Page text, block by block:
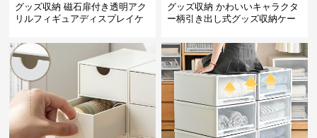
グッズ収納 磁石扉付き透明アク
リルフィギュアディスプレイケ
グッズ収納 かわいいキャラクタ
ー柄引き出し式グッズ収納ケー